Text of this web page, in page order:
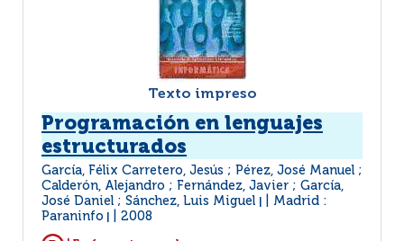
Texto impreso
Programación en lenguajes
estructurados
García, Félix Carretero, Jesús ; Pérez, José Manuel ;
Calderón, Alejandro ; Fernández, Javier ; García,
José Daniel ; Sánchez, Luis Miguel
Madrid :
Paraninfo
2008